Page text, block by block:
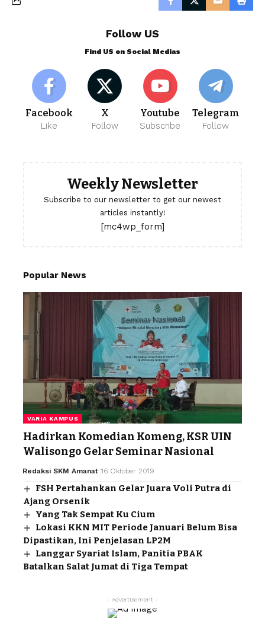
Follow US
Find US on Social Medias
Facebook
Like
X
Follow
Youtube
Subscribe
Telegram
Follow
Weekly Newsletter
Subscribe to our newsletter to get our newest
articles instantly!
[mc4wp_form]
Popular News
VARIA KAMPUS
Hadirkan Komedian Komeng, KSR UIN
Walisongo Gelar Seminar Nasional
Redaksi SKM Amanat 16 Oktober 2019
FSH Pertahankan Gelar Juara Voli Putra di
Ajang Orsenik
Yang Tak Sempat Ku Cium
Lokasi KKN MIT Periode Januari Belum Bisa
Dipastikan, Ini Penjelasan LP2M
Langgar Syariat Islam, Panitia PBAK
Batalkan Salat Jumat di Tiga Tempat
- Advertisement -